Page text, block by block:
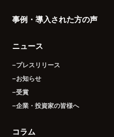
事例・導入された方の声
ニュース
−プレスリリース
−お知らせ
−受賞
−企業・投資家の皆様へ
コラム